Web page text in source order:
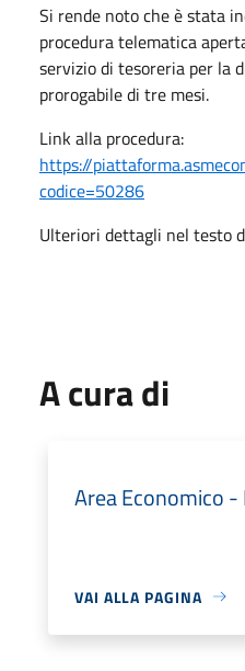
Si rende noto che è stata
procedura telematica
servizio di tesoreria per la
prorogabile di tre mesi.
Link alla procedura:
https://
codice=50286
Ulteriori dettagli nel testo
A cura di
Area Economico
VAI ALLA PAGINA